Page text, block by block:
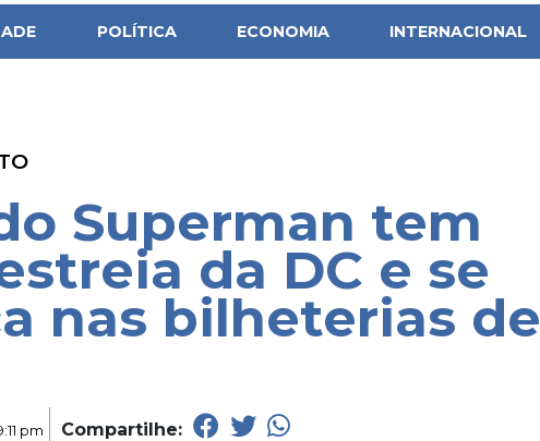
POLÍTICA ECONOMIA INTERNACIONAL
Superman tem
da DC e se
nas bilheterias de
pm Compartilhe: